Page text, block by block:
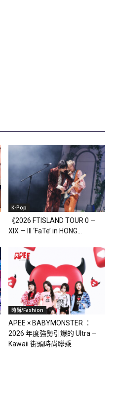
K-Pop
《2026 FTISLAND TOUR 0 —
XIX — III ‘FaTe’ in HONG...
時尚/Fashion
APEE × BABYMONSTER ：
2026 年度強勢引爆的 Ultra –
Kawaii 街頭時尚聯乘